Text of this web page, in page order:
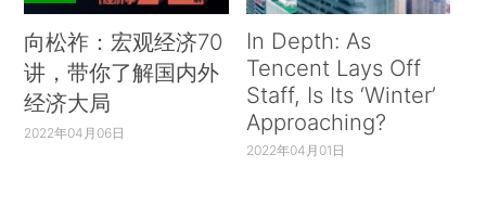
向松祚：宏观经济70
讲，带你了解国内外
经济大局
2022年04月06日
In Depth: As
Tencent Lays Off
Staff, Is Its ‘Winter’
Approaching?
2022年04月01日